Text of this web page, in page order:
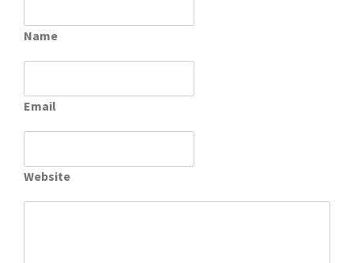
Name
Email
Website